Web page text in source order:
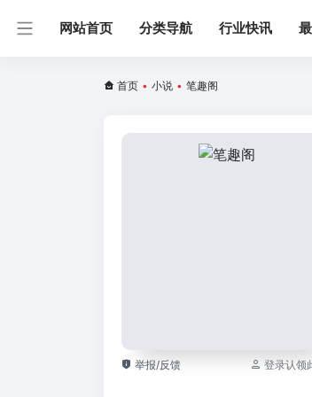
网站首页 分类导航 行业快讯
首页 • 小说 • 笔趣阁
举报/反馈 登录认领